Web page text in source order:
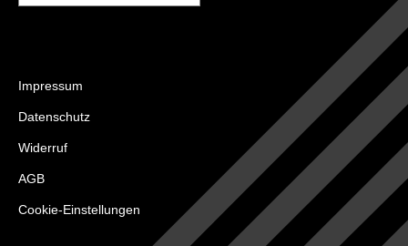
Impressum
Datenschutz
Widerruf
AGB
Cookie-Einstellungen